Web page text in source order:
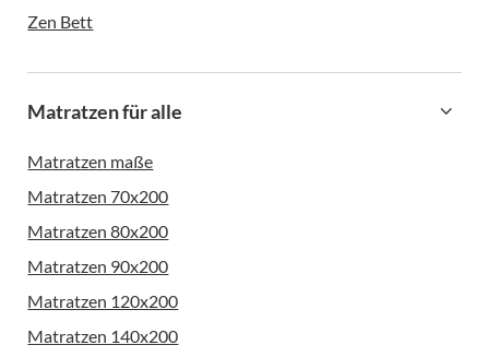
Zen Bett
Matratzen für alle
Matratzen maße
Matratzen 70x200
Matratzen 80x200
Matratzen 90x200
Matratzen 120x200
Matratzen 140x200